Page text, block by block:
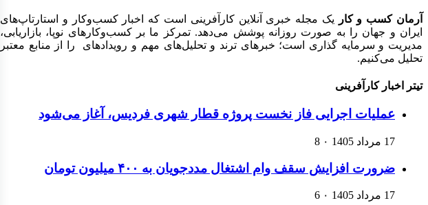
آرمان کسب و کار
یک مجله خبری آنلاین کارآفرینی است که اخبار کسب‌وکار و استارتاپ‌های
ایران و جهان را به صورت روزانه پوشش می‌دهد. تمرکز ما بر کسب‌وکارهای نوپا، بازاریابی،
مدیریت و سرمایه گذاری است؛ خبرهای ترند و تحلیل‌های مهم و رویدادهای را از منابع معتبر
تحلیل می‌کنیم.
تیتر اخبار کارآفرینی
عملیات اجرایی فاز نخست پروژه قطار شهری فردیس، آغاز می‌شود
17 مرداد 1405 ۰ 8
ضرورت افزایش سقف وام اشتغال مددجویان به ۴۰۰ میلیون تومان
17 مرداد 1405 ۰ 6